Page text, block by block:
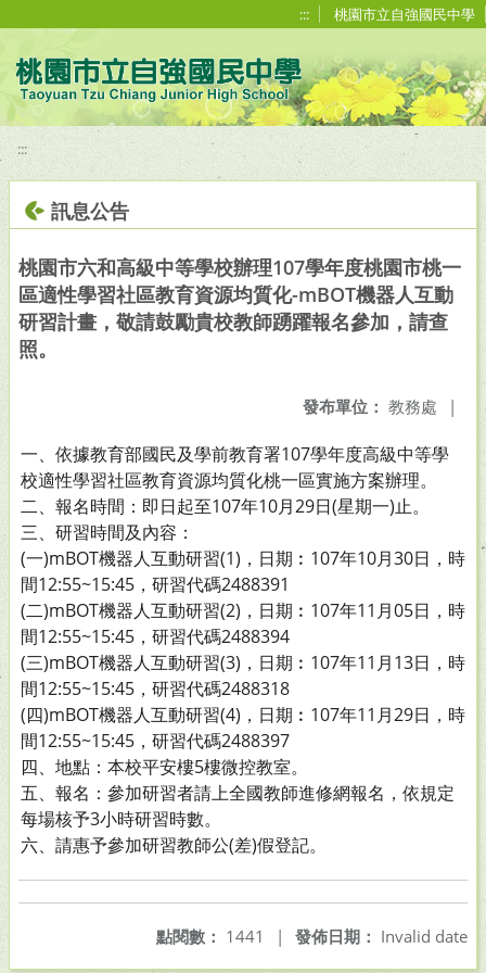
::: 桃園市立自強國民中學
:::
訊息公告
桃園市六和高級中等學校辦理107學年度桃園市桃一
區適性學習社區教育資源均質化-mBOT機器人互動
研習計畫，敬請鼓勵貴校教師踴躍報名參加，請查
照。
發布單位： 教務處 |
一、依據教育部國民及學前教育署107學年度高級中等學
校適性學習社區教育資源均質化桃一區實施方案辦理。
二、報名時間：即日起至107年10月29日(星期一)止。
三、研習時間及內容：
(一)mBOT機器人互動研習(1)，日期︰107年10月30日，時
間12:55~15:45，研習代碼2488391
(二)mBOT機器人互動研習(2)，日期︰107年11月05日，時
間12:55~15:45，研習代碼2488394
(三)mBOT機器人互動研習(3)，日期︰107年11月13日，時
間12:55~15:45，研習代碼2488318
(四)mBOT機器人互動研習(4)，日期︰107年11月29日，時
間12:55~15:45，研習代碼2488397
四、地點：本校平安樓5樓微控教室。
五、報名：參加研習者請上全國教師進修網報名，依規定
每場核予3小時研習時數。
六、請惠予參加研習教師公(差)假登記。
發佈日期： Invalid date
點閱數： 1441 |